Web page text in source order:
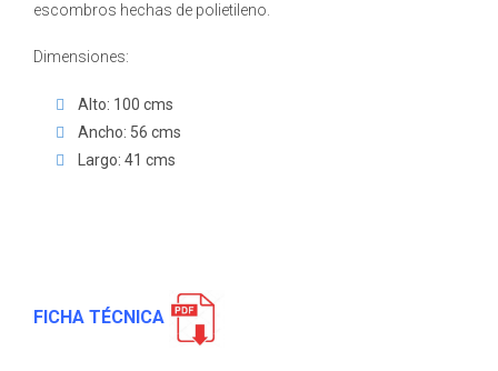
escombros hechas de polietileno.
Dimensiones:
Alto: 100 cms
Ancho: 56 cms
Largo: 41 cms
FICHA TÉCNICA